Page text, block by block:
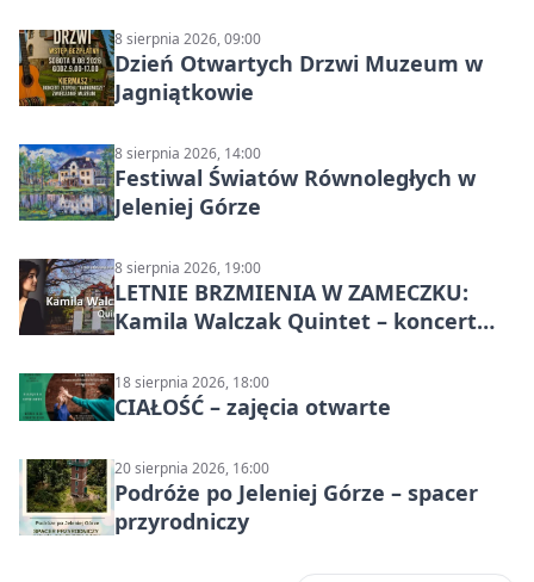
8 sierpnia 2026, 09:00
Dzień Otwartych Drzwi Muzeum w
Jagniątkowie
8 sierpnia 2026, 14:00
Festiwal Światów Równoległych w
Jeleniej Górze
8 sierpnia 2026, 19:00
LETNIE BRZMIENIA W ZAMECZKU:
Kamila Walczak Quintet – koncert
18 sierpnia 2026, 18:00
CIAŁOŚĆ – zajęcia otwarte
20 sierpnia 2026, 16:00
Podróże po Jeleniej Górze – spacer
przyrodniczy